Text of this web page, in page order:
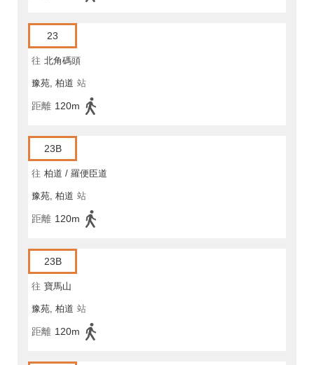
23
往 北角碼頭
豫苑, 柏道 站
距離 120m
23B
往 柏道 / 羅便臣道
豫苑, 柏道 站
距離 120m
23B
往 寶馬山
豫苑, 柏道 站
距離 120m